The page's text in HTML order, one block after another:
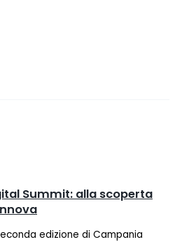
Summit: alla scoperta
edizione di Campania